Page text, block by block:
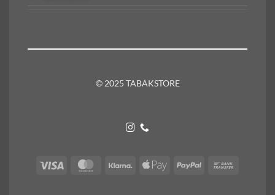
© 2025 TABAKSTORE
Visa MasterCardKlarna
Apple
PayPal